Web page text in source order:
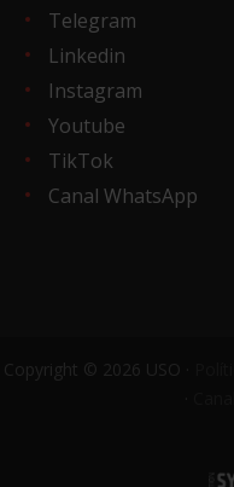
Telegram
Linkedin
Instagram
Youtube
TikTok
Canal WhatsApp
Copyright © 2026 USO ·